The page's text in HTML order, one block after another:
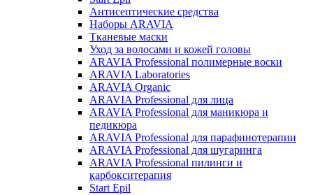
Антисептические средства
Наборы ARAVIA
Тканевые маски
Уход за волосами и кожей головы
ARAVIA Professional полимерные воски
ARAVIA Laboratories
ARAVIA Organic
ARAVIA Professional для лица
ARAVIA Professional для маникюра и
педикюра
ARAVIA Professional для парафинотерапии
ARAVIA Professional для шугаринга
ARAVIA Professional пилинги и
карбокситерапия
Start Epil